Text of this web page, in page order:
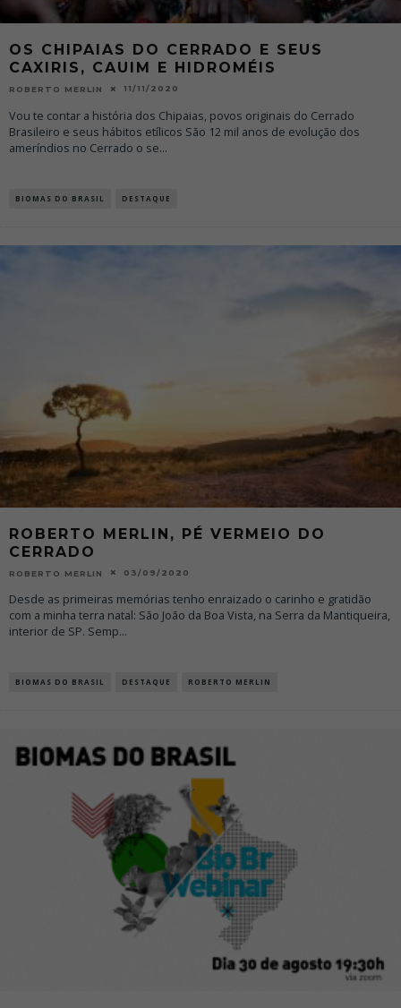
OS CHIPAIAS DO CERRADO E SEUS
CAXIRIS, CAUIM E HIDROMÉIS
ROBERTO MERLIN 11/11/2020
Vou te contar a história dos Chipaias, povos originais do Cerrado
Brasileiro e seus hábitos etílicos São 12 mil anos de evolução dos
ameríndios no Cerrado o se...
BIOMAS DO BRASIL DESTAQUE
ROBERTO MERLIN, PÉ VERMEIO DO
CERRADO
ROBERTO MERLIN 03/09/2020
Desde as primeiras memórias tenho enraizado o carinho e gratidão
com a minha terra natal: São João da Boa Vista, na Serra da Mantiqueira,
interior de SP. Semp...
BIOMAS DO BRASIL DESTAQUE ROBERTO MERLIN